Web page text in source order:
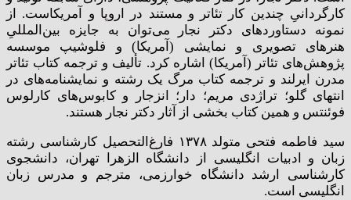
کارگردانیِ چندین کار تئاتر و مستند در اروپا و آمریکاست. از
نمونه دستاوردهای دکتر نجار می‌توان به جایزه بین‌المللیِ
هنرهای تصویری و نمایشی (آمریکا) و فلوشیپ موسسه
پژوهش‌های تئاتر (آمریکا) اشاره کرد. تألیف و ترجمه کتاب تئاتر
مدرن ایرلند و ترجمه کتاب مرگ یک رشته و نمایشنامه‌های در
انتهای گلو؛ تراژدی مریم؛ دار؛ انزجار و کابوس‌های کارلوس
فوئنتس و همین کتاب بخشی از آثار دکتر نجار هستند.
سید فاطمه فتحی متولد ۱۳۷۸ فارغ‌التحصیل کارشناسی رشته
زبان و ادبیات انگلیسی از دانشگاه الزهرا تهران، دانشجوی
کارشناسی ارشد دانشگاه خوارزمی، مترجم و مدرس زبان
انگلیسی است.